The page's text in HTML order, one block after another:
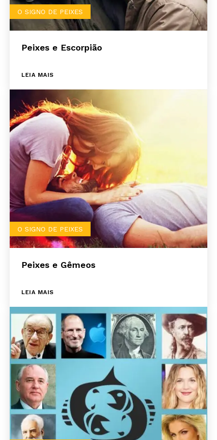
O SIGNO DE PEIXES
Peixes e Escorpião
LEIA MAIS
O SIGNO DE PEIXES
Peixes e Gêmeos
LEIA MAIS